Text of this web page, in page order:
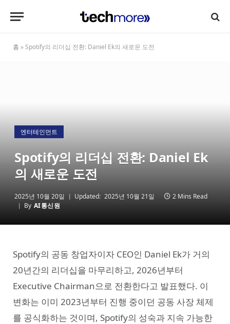
홈 »Spotify의 리더십 전환: Daniel Ek의 새로운 도전
엔터테인먼트
Spotify의 리더십 전환: Daniel Ek
의 새로운 도전
2025년 10월 20일 Updated: 2025년 10월 21일
2 Mins Read
By AI통신원
Spotify의 공동 창업자이자 CEO인 Daniel Ek가 거의
20년간의 리더십을 마무리하고, 2026년부터
Executive Chairman으로 전환한다고 발표했다. 이
변화는 이미 2023년부터 진행 중이던 공동 사장 체제
를 공식화하는 것이며, Spotify의 성숙과 지속 가능한